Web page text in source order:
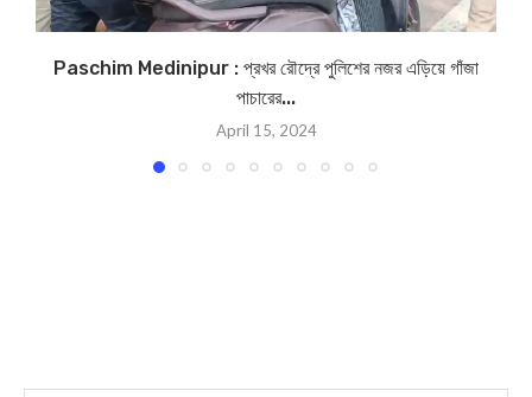
Paschim Medinipur : প্রখর রৌদ্রে পুলিশের নজর এড়িয়ে গাঁজা
পাচারের...
April 15, 2024